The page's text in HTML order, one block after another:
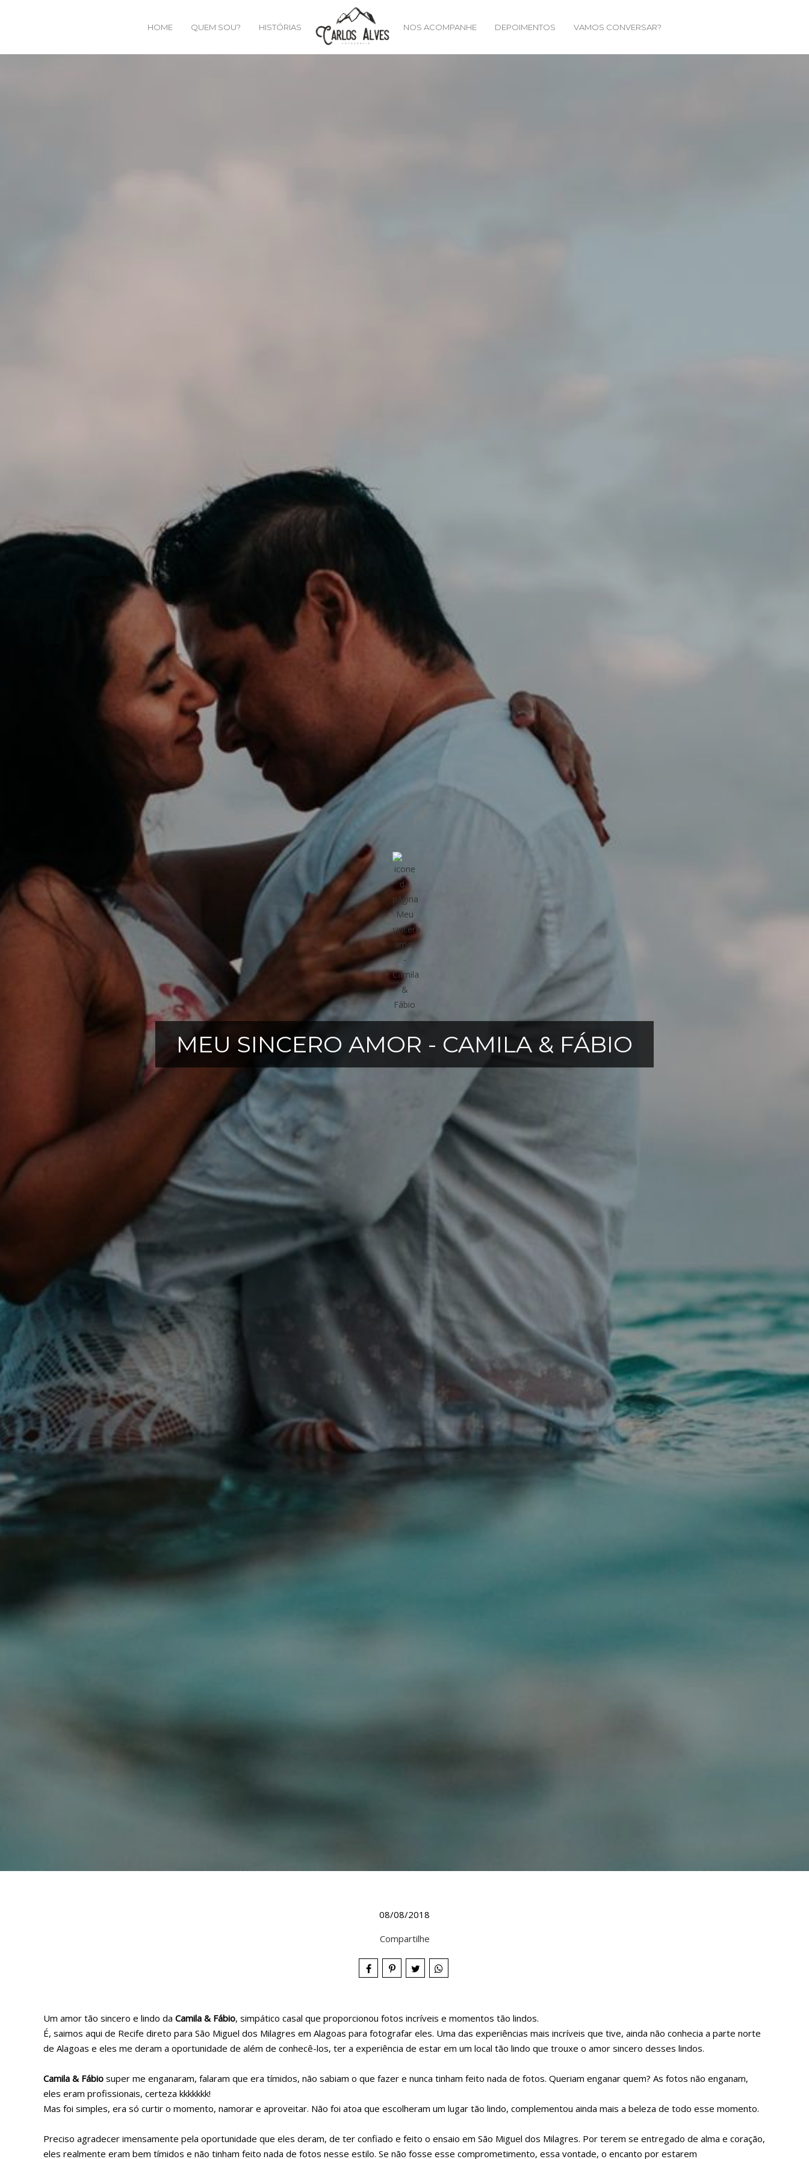
HOME QUEM SOU? HISTÓRIAS NOS ACOMPANHE DEPOIMENTOS VAMOS CONVERSAR?
MEU SINCERO AMOR - CAMILA & FÁBIO
08/08/2018
Compartilhe
Um amor tão sincero e lindo da Camila & Fábio, simpático casal que proporcionou fotos incríveis e momentos tão lindos.
É, saimos aqui de Recife direto para São Miguel dos Milagres em Alagoas para fotografar eles. Uma das experiências mais incríveis que tive, ainda não conhecia a parte norte
de Alagoas e eles me deram a oportunidade de além de conhecê-los, ter a experiência de estar em um local tão lindo que trouxe o amor sincero desses lindos.
Camila & Fábio super me enganaram, falaram que era tímidos, não sabiam o que fazer e nunca tinham feito nada de fotos. Queriam enganar quem? As fotos não enganam,
eles eram profissionais, certeza kkkkkkk!
Mas foi simples, era só curtir o momento, namorar e aproveitar. Não foi atoa que escolheram um lugar tão lindo, complementou ainda mais a beleza de todo esse momento.
Preciso agradecer imensamente pela oportunidade que eles deram, de ter confiado e feito o ensaio em São Miguel dos Milagres. Por terem se entregado de alma e coração,
eles realmente eram bem tímidos e não tinham feito nada de fotos nesse estilo. Se não fosse esse comprometimento, essa vontade, o encanto por estarem